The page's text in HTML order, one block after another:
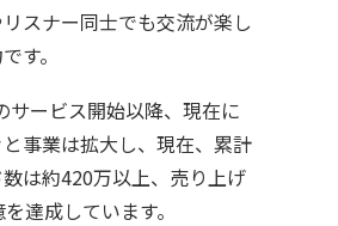
スナー同士でも交流が楽し
す。
サービス開始以降、現在に
事業は拡大し、現在、累計
は約420万以上、売り上げ
達成しています。